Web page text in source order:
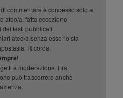
commentare è concesso solo a
ateo/a, fatta eccezione
testi pubblicati.
ateo/a senza esserlo sta
Ricorda:
!
a moderazione. Fra
può trascorrere anche